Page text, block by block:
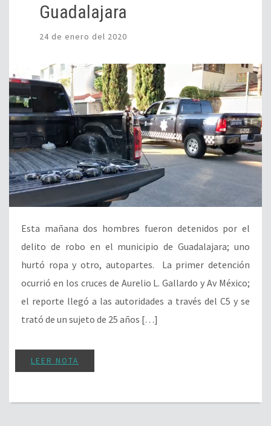
Guadalajara
24 de enero del 2020
Esta mañana dos hombres fueron detenidos por el
delito de robo en el municipio de Guadalajara; uno
hurtó ropa y otro, autopartes. La primer detención
ocurrió en los cruces de Aurelio L. Gallardo y Av México;
el reporte llegó a las autoridades a través del C5 y se
trató de un sujeto de 25 años […]
LEER NOTA